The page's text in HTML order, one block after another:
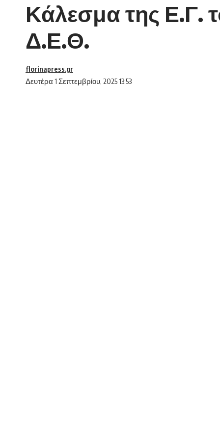
Κάλεσμα της Ε.Γ.
Δ.Ε.Θ.
Δευτέρα 1 Σεπτεμβρίου, 2025 13:53
florinapress.gr